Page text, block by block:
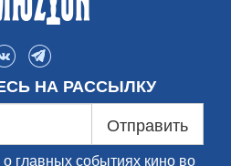
НА РАССЫЛКУ
Отправить
главных событиях кино во